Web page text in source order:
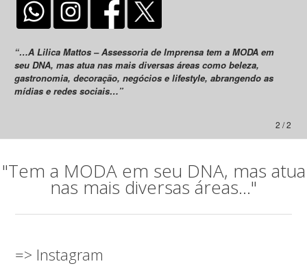
“…A Lilica Mattos – Assessoria de Imprensa tem a MODA em
seu DNA, mas atua nas mais diversas áreas como beleza,
gastronomia, decoração, negócios e lifestyle, abrangendo as
mídias e redes sociais…”
2 / 2
"Tem a MODA em seu DNA, mas atua
nas mais diversas áreas..."
=> Instagram